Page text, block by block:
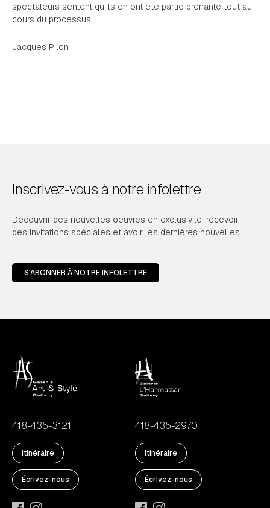
spectateurs sentent qu’ils en ont été partie prenante tout au
cours du processus.
Jacques Pilon
Inscrivez-vous à notre infolettre
Découvrir des nouvelles oeuvres en exclusivité, recevoir
des invitations spéciales et avoir les dernières nouvelles
S'ABONNER À NOTRE INFOLETTRE
418-435-3121
Itinéraire
Écrivez-nous
418-435-2970
Itinéraire
Écrivez-nous